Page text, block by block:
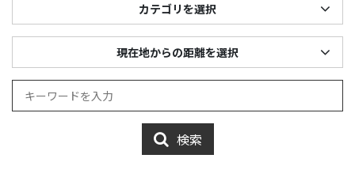
カテゴリを選択
現在地からの距離を選択
検索